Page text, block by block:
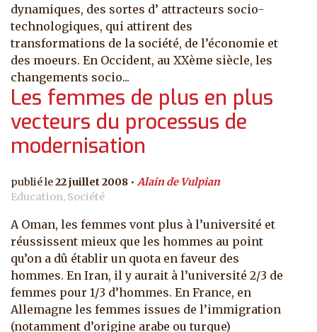
dynamiques, des sortes d’ attracteurs socio-
technologiques, qui attirent des
transformations de la société, de l’économie et
des moeurs. En Occident, au XXème siècle, les
changements socio...
Les femmes de plus en plus
vecteurs du processus de
modernisation
22 juillet 2008
Alain de Vulpian
Education, Société
A Oman, les femmes vont plus à l’université et
réussissent mieux que les hommes au point
qu’on a dû établir un quota en faveur des
hommes. En Iran, il y aurait à l’université 2/3 de
femmes pour 1/3 d’hommes. En France, en
Allemagne les femmes issues de l’immigration
(notamment d’origine arabe ou turque)